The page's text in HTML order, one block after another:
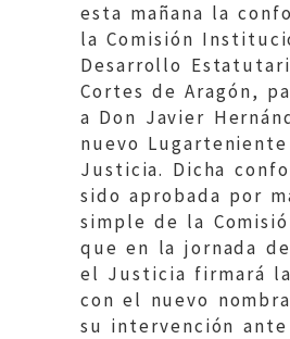
esta mañana la
la Comisión
Desarrollo
Cortes de Aragón,
a Don Javier
nuevo
Justicia. Dicha
sido aprobada por
simple de la
que en la jornada de
el Justicia firmará
con el nuevo
su intervención